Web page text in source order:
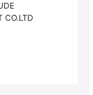
CO.LTD